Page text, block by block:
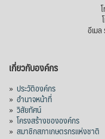
อีเม
เกี่ยวกับองค์กร
» ประวัติองค์กร
» อำนาจหน้าที่
» วิสัยทัศน์
» โครงสร้างขององค์กร
» สมาชิกสภาเกษตรกรแห่งชาติ